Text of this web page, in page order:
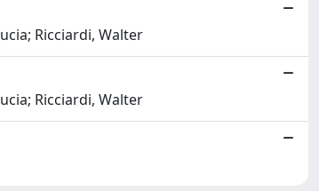
Ricciardi, Walter
Ricciardi, Walter